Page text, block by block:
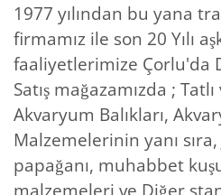
1977 yılından bu yana
firmamız ile son 20 Yılı
faaliyetlerimize Çorlu'da
Satış mağazamızda ;
Akvaryum Balıkları,
Malzemelerinin yanı
papağanı, muhabbet
malzemeleri ve Diğer